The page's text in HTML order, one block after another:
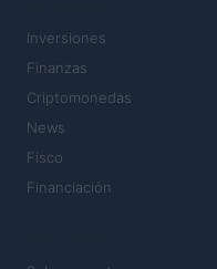
Inversiones
Finanzas
Criptomonedas
News
Fisco
Financiación